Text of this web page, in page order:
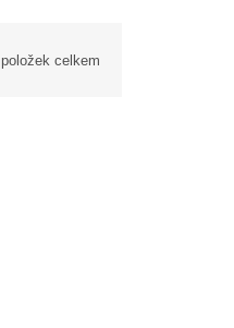
položek celkem